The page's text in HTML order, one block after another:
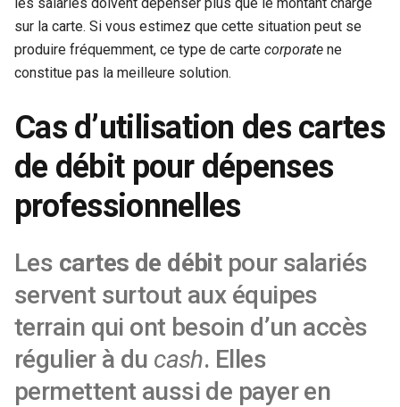
sur la carte. Si vous estimez que cette situation peut se
produire fréquemment, ce type de carte corporate ne
constitue pas la meilleure solution.
Cas d’utilisation des cartes
de débit pour dépenses
professionnelles
Les cartes de débitpour salariés
servent surtout aux équipes
terrain qui ont besoin d’un accès
régulier à du cash. Elles
permettent aussi de payer en